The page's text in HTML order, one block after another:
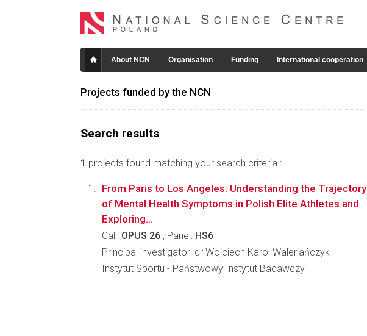
About NCN Organisation Funding International cooperation
Projects funded by the NCN
Search results
1 projects found matching your search criteria :
From Paris to Los Angeles: Understanding the Trajectory
of Mental Health Symptoms in Polish Elite Athletes and
Exploring...
Call: OPUS 26 , Panel: HS6
Principal investigator: dr Wojciech Karol Waleriańczyk
Instytut Sportu - Państwowy Instytut Badawczy